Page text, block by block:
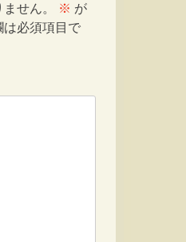
せん。
※ が
必須項目で